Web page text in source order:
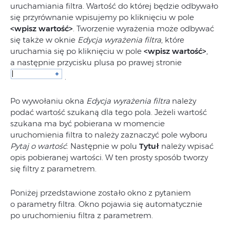
uruchamiania filtra. Wartość do której będzie odbywało
się przyrównanie wpisujemy po kliknięciu w pole
<wpisz wartość> . Tworzenie wyrażenia może odbywać
się także w oknie Edycja wyrażenia filtra , które
uruchamia się po kliknięciu w pole <wpisz wartość>
a następnie przycisku plusa po prawej stronie
Po wywołaniu okna Edycja wyrażenia filtra należy
podać wartość szukaną dla tego pola. Jeżeli wartość
szukana ma być pobierana w momencie
uruchomienia filtra to należy zaznaczyć pole wyboru
Pytaj o wartość. Następnie w polu Tytuł należy wpisać
opis pobieranej wartości. W ten prosty sposób tworzy
się filtry z parametrem.
Poniżej przedstawione zostało okno z pytaniem
o parametry filtra. Okno pojawia się automatycznie
po uruchomieniu filtra z parametrem.